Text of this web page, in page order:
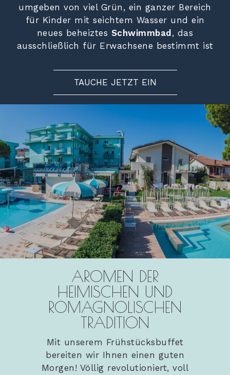
umgeben von viel Grün, ein ganzer Bereich
für Kinder mit seichtem Wasser und ein
neues beheiztes Schwimmbad, das
ausschließlich für Erwachsene bestimmt ist
TAUCHE JETZT EIN
AROMEN DER
HEIMISCHEN UND
ROMAGNOLISCHEN
TRADITION
Mit unserem Frühstücksbuffet
bereiten wir Ihnen einen guten
Morgen! Völlig revolutioniert, voll